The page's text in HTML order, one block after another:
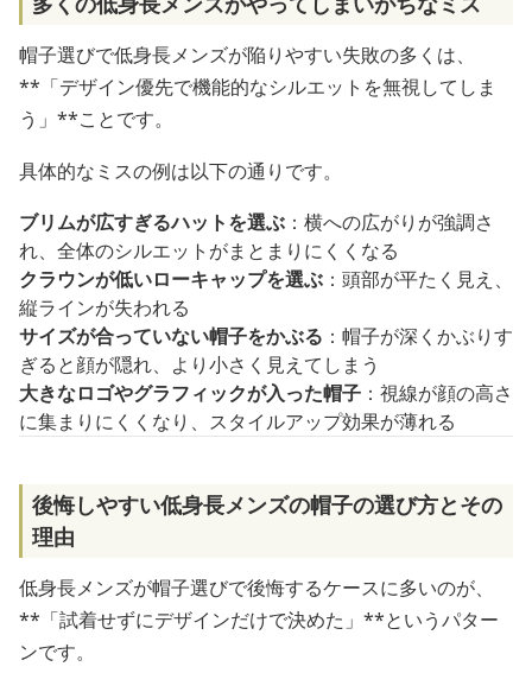
帽子選びで低身長メンズが陥りやすい失敗の多くは、
**「デザイン優先で機能的なシルエットを無視してしま
う」**ことです。
具体的なミスの例は以下の通りです。
ブリムが広すぎるハットを選ぶ ：横への広がりが強調さ
れ、全体のシルエットがまとまりにくくなる
クラウンが低いローキャップを選ぶ ：頭部が平たく見え、
縦ラインが失われる
サイズが合っていない帽子をかぶる ：帽子が深くかぶりす
ぎると顔が隠れ、より小さく見えてしまう
大きなロゴやグラフィックが入った帽子 ：視線が顔の高さ
に集まりにくくなり、スタイルアップ効果が薄れる
後悔しやすい低身長メンズの帽子の選び方とその
理由
低身長メンズが帽子選びで後悔するケースに多いのが、
**「試着せずにデザインだけで決めた」**というパター
ンです。